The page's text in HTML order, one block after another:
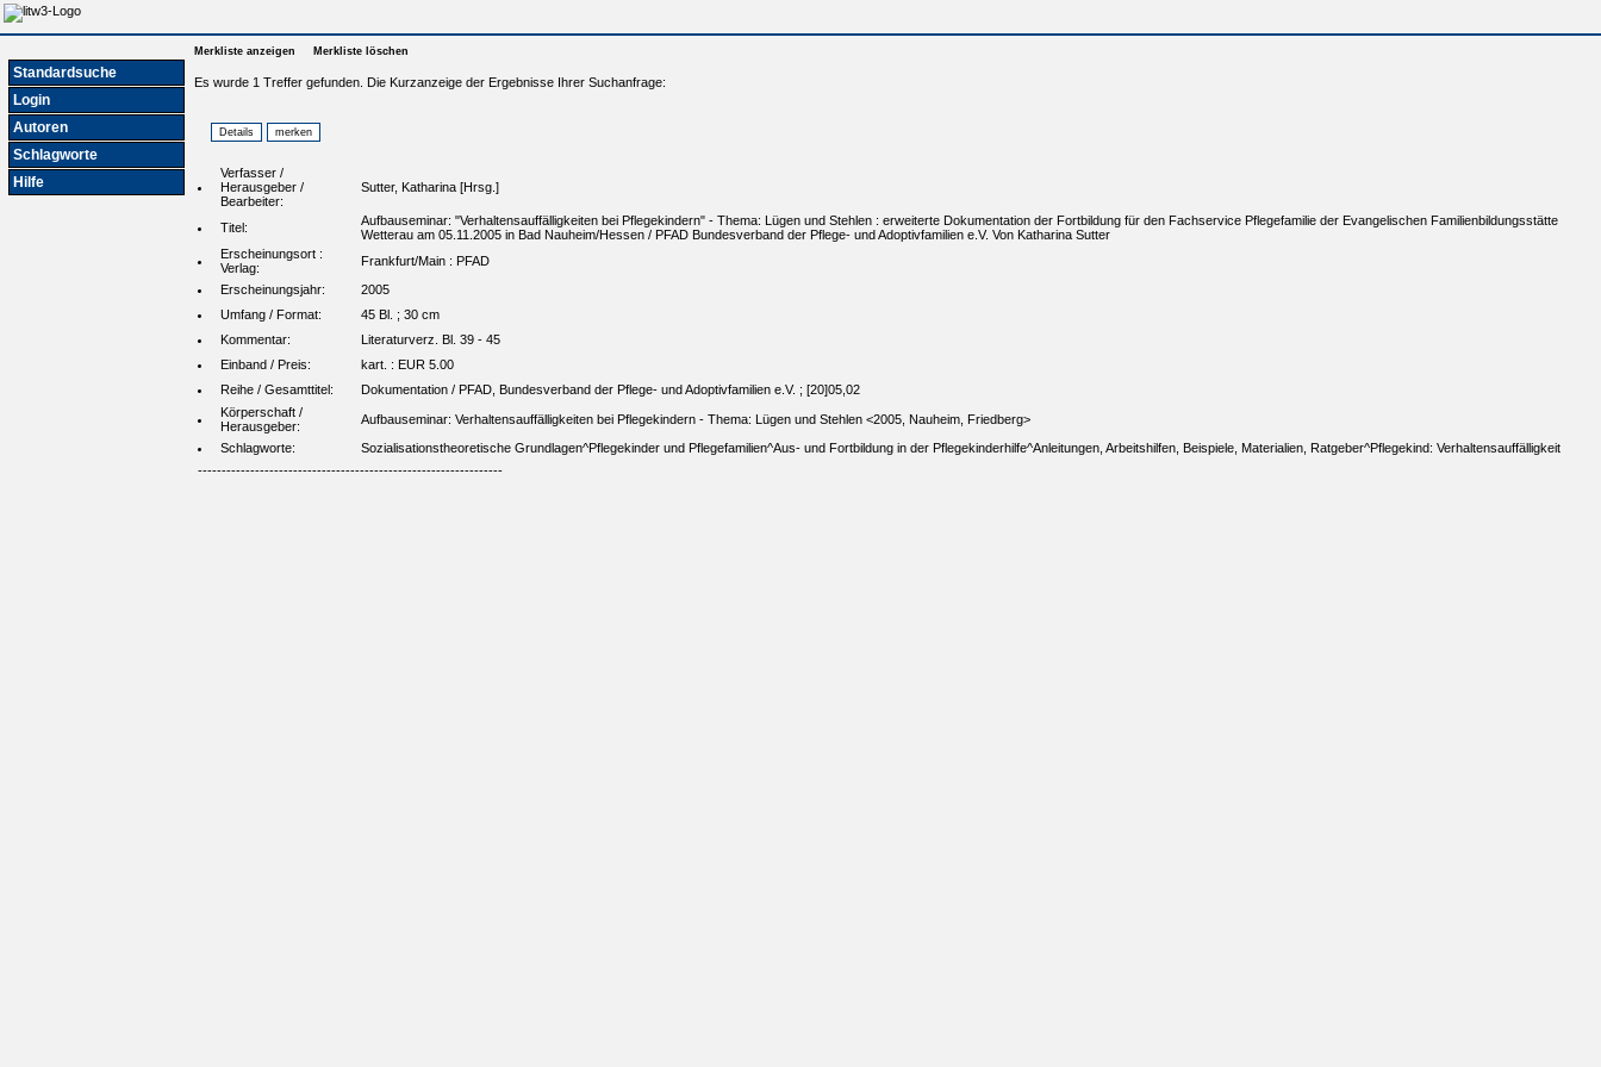
Standardsuche
Login
Autoren
Schlagworte
Hilfe
Merkliste anzeigen Merkliste löschen
Es wurde 1 Treffer gefunden. Die Kurzanzeige der Ergebnisse Ihrer Suchanfrage:
Verfasser /
Herausgeber /
Bearbeiter:
Sutter, Katharina [Hrsg.]
Titel:
Aufbauseminar: "Verhaltensauffälligkeiten bei Pflegekindern" - Thema: Lügen und Stehlen : erweiterte Dokumentation der Fortbildung für den Fachservice Pflegefamilie der Evangelischen Familienbildungsstätte
Wetterau am 05.11.2005 in Bad Nauheim/Hessen / PFAD Bundesverband der Pflege- und Adoptivfamilien e.V. Von Katharina Sutter
Erscheinungsort :
Verlag:
Frankfurt/Main : PFAD
Erscheinungsjahr:
2005
Umfang / Format:
45 Bl. ; 30 cm
Kommentar:
Literaturverz. Bl. 39 - 45
Einband / Preis:
kart. : EUR 5.00
Reihe / Gesamttitel:
Dokumentation / PFAD, Bundesverband der Pflege- und Adoptivfamilien e.V. ; [20]05,02
Körperschaft /
Herausgeber:
Aufbauseminar: Verhaltensauffälligkeiten bei Pflegekindern - Thema: Lügen und Stehlen <2005, Nauheim, Friedberg>
Schlagworte:
Sozialisationstheoretische Grundlagen^Pflegekinder und Pflegefamilien^Aus- und Fortbildung in der Pflegekinderhilfe^Anleitungen, Arbeitshilfen, Beispiele, Materialien, Ratgeber^Pflegekind: Verhaltensauffälligkeit
----------------------------------------------------------------